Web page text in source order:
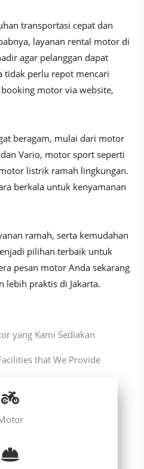
transportasi cepat dan
layanan rental motor di
agar pelanggan dapat
tidak perlu repot mencari
motor via website,
beragam, mulai dari motor
Vario, motor sport seperti
listrik ramah lingkungan.
berkala untuk kenyamanan
ramah, serta kemudahan
pilihan terbaik untuk
pesan motor Anda sekarang
lebih praktis di Jakarta.
yang Kami Sediakan
that We Provide